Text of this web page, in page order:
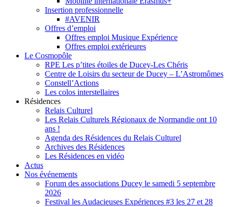
Insertion professionnelle
#AVENIR
Offres d’emploi
Offres emploi Musique Expérience
Offres emploi extérieures
Le Cosmopôle
RPE Les p’tites étoiles de Ducey-Les Chéris
Centre de Loisirs du secteur de Ducey – L’Astromômes
Constell’Actions
Les colos interstellaires
Résidences
Relais Culturel
Les Relais Culturels Régionaux de Normandie ont 10
ans !
Agenda des Résidences du Relais Culturel
Archives des Résidences
Les Résidences en vidéo
Actus
Nos événements
Forum des associations Ducey le samedi 5 septembre
2026
Festival les Audacieuses Expériences #3 les 27 et 28